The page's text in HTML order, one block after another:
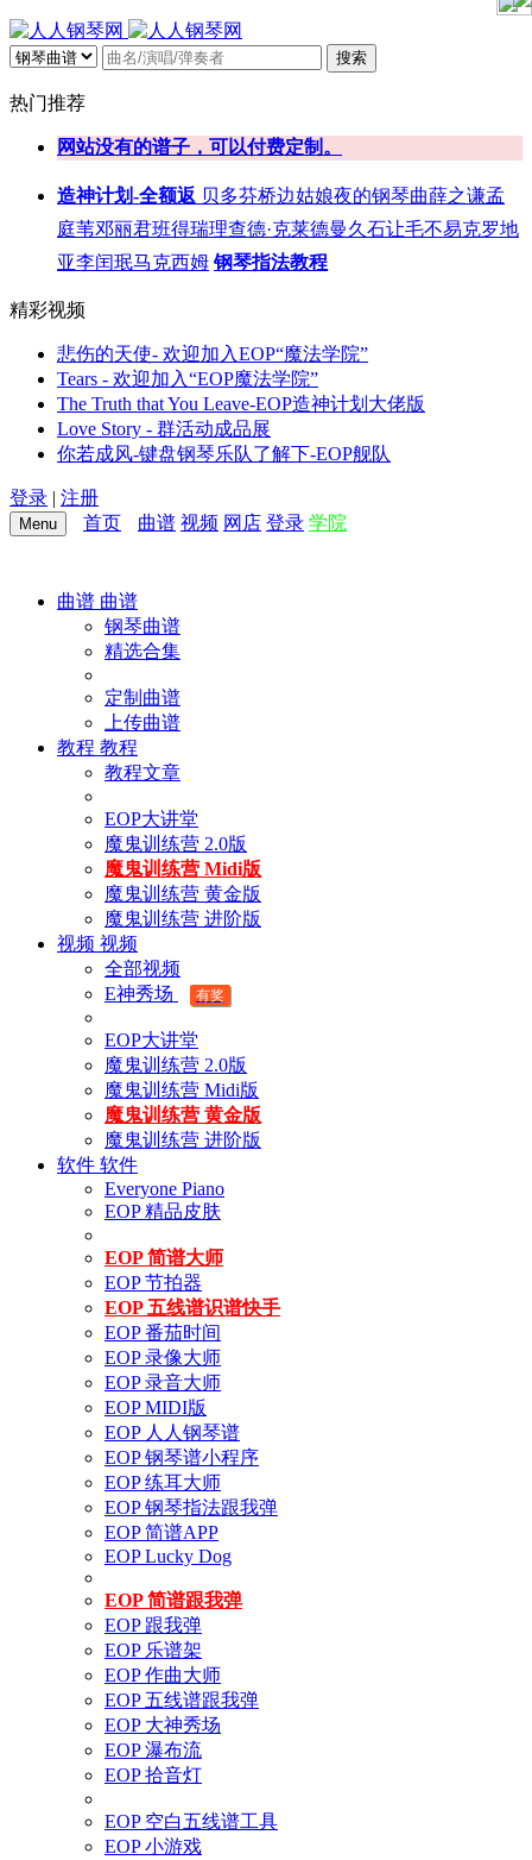
搜索
热门推荐
网站没有的谱子，可以付费定制。
造神计划-全额返 贝多芬桥边姑娘夜的钢琴曲薛之谦孟
庭苇邓丽君班得瑞理查德·克莱德曼久石让毛不易克罗地
亚李闰珉马克西姆 钢琴指法教程
精彩视频
悲伤的天使- 欢迎加入EOP“魔法学院”
Tears - 欢迎加入“EOP魔法学院”
The Truth that You Leave-EOP造神计划大佬版
Love Story - 群活动成品展
你若成风-键盘钢琴乐队了解下-EOP舰队
登录 | 注册
Menu 首页 曲谱 视频 网店 登录 学院
曲谱 曲谱
钢琴曲谱
精选合集
定制曲谱
上传曲谱
教程 教程
教程文章
EOP大讲堂
魔鬼训练营 2.0版
魔鬼训练营 Midi版
魔鬼训练营 黄金版
魔鬼训练营 进阶版
视频 视频
全部视频
E神秀场
有奖
EOP大讲堂
魔鬼训练营 2.0版
魔鬼训练营 Midi版
魔鬼训练营 黄金版
魔鬼训练营 进阶版
软件 软件
Everyone Piano
EOP 精品皮肤
EOP 简谱大师
EOP 节拍器
EOP 五线谱识谱快手
EOP 番茄时间
EOP 录像大师
EOP 录音大师
EOP MIDI版
EOP 人人钢琴谱
EOP 钢琴谱小程序
EOP 练耳大师
EOP 钢琴指法跟我弹
EOP 简谱APP
EOP Lucky Dog
EOP 简谱跟我弹
EOP 跟我弹
EOP 乐谱架
EOP 作曲大师
EOP 五线谱跟我弹
EOP 大神秀场
EOP 瀑布流
EOP 拾音灯
EOP 空白五线谱工具
EOP 小游戏